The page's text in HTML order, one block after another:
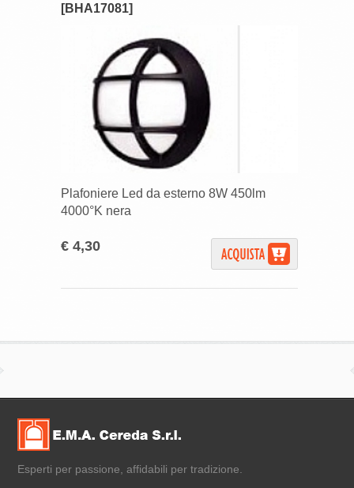
[BHA17081]
Plafoniere Led da esterno 8W 450lm
4000°K nera
€ 4,30
Esperti per passione, affidabili per tradizione.